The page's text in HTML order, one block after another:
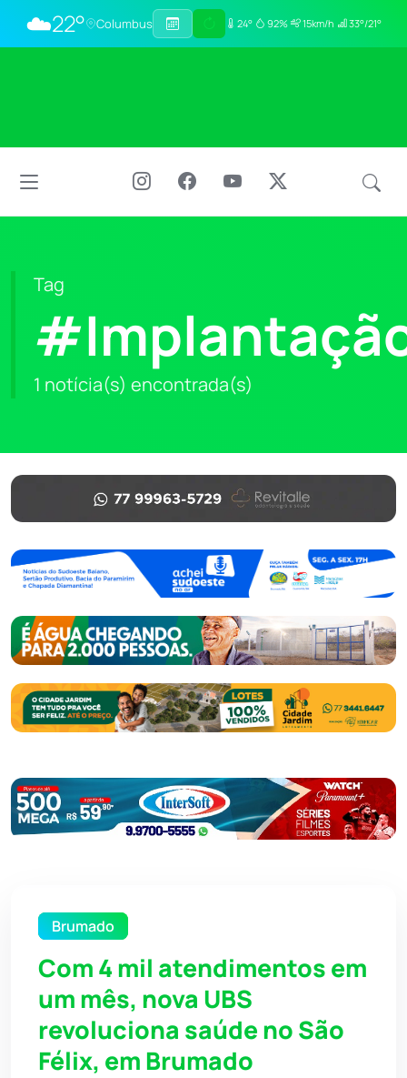
☁️22° Columbus 24° 92% 15km/h 33°/21°
Tag
1 notícia(s) encontrada(s)
Brumado
Com 4 mil atendimentos em
um mês, nova UBS
revoluciona saúde no São
Félix, em Brumado